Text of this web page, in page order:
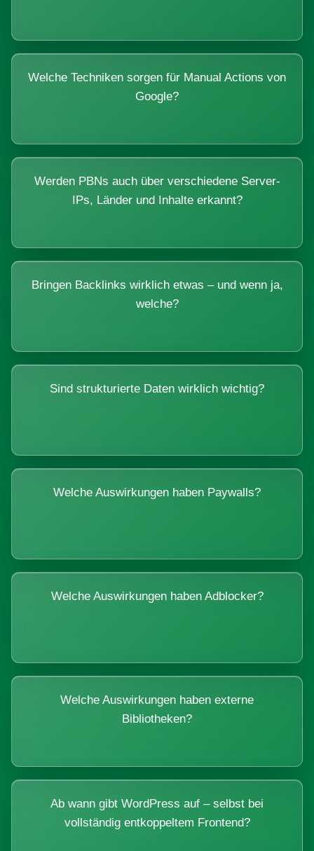
Welche Techniken sorgen für Manual Actions von
Google?
Werden PBNs auch über verschiedene Server-
IPs, Länder und Inhalte erkannt?
Bringen Backlinks wirklich etwas – und wenn ja,
welche?
Sind strukturierte Daten wirklich wichtig?
Welche Auswirkungen haben Paywalls?
Welche Auswirkungen haben Adblocker?
Welche Auswirkungen haben externe
Bibliotheken?
Ab wann gibt WordPress auf – selbst bei
vollständig entkoppeltem Frontend?